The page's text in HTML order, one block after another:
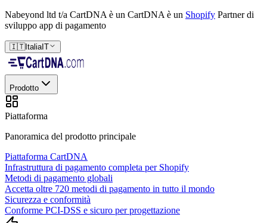
Nabeyond ltd t/a CartDNA è un CartDNA è un Shopify Partner di
sviluppo app di pagamento
🇮🇹ItaliaIT
Prodotto
Piattaforma
Panoramica del prodotto principale
Piattaforma CartDNA
Infrastruttura di pagamento completa per Shopify
Metodi di pagamento globali
Accetta oltre 720 metodi di pagamento in tutto il mondo
Sicurezza e conformità
Conforme PCI-DSS e sicuro per progettazione